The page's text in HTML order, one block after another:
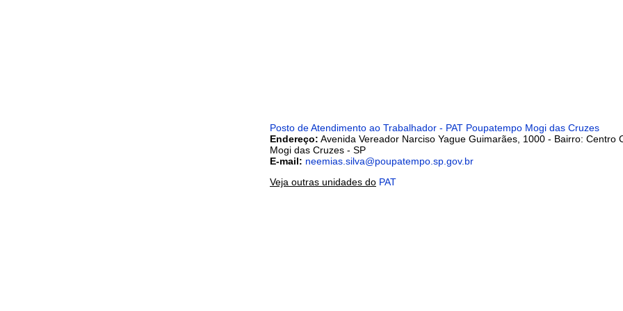
Posto de Atendimento ao Trabalhador - PAT Poupatempo Mogi das Cruzes
Endereço: Avenida Vereador Narciso Yague Guimarães, 1000 - Bairro: Centro
Mogi das Cruzes - SP
E-mail: neemias.silva@poupatempo.sp.gov.br
Veja outras unidades do PAT